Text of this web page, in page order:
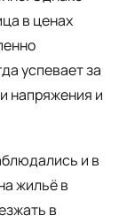
в ценах
успевает за
напряжения и
и в
жильё в
в